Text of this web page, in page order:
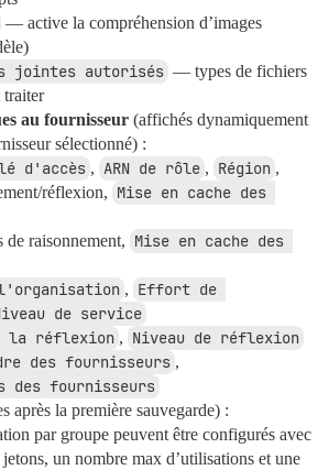
— active la compréhension d’images
jointes autorisés — types de fichiers
traiter
au fournisseur (affichés dynamiquement
sélectionné) :
d'accès , ARN de rôle , Région ,
réflexion, Mise en cache des
raisonnement, Mise en cache des
, Effort de
de service
la réflexion , Niveau de réflexion
des fournisseurs ,
des fournisseurs
après la première sauvegarde) :
par groupe peuvent être configurés avec
un nombre max d’utilisations et une